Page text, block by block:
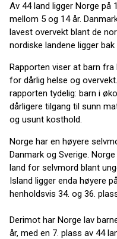
Av 44 land ligger Norge på
mellom 5 og 14 år.
lavest overvekt blant de
nordiske landene ligger bak
Rapporten viser at barn
for dårlig helse og
rapporten tydelig: barn i
dårligere tilgang til sunn
og usunt kosthold.
Norge har en høyere
Danmark og Sverige.
land for selvmord blant
Island ligger enda høyere
henholdsvis 34. og 36.
Derimot har Norge lav
år, med en 7. plass av 44